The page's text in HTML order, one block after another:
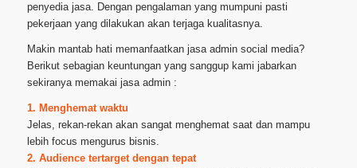
penyedia jasa. Dengan pengalaman yang mumpuni pasti
pekerjaan yang dilakukan akan terjaga kualitasnya.
Makin mantab hati memanfaatkan jasa admin social media?
Berikut sebagian keuntungan yang sanggup kami jabarkan
sekiranya memakai jasa admin :
1. Menghemat waktu
Jelas, rekan-rekan akan sangat menghemat saat dan mampu
lebih focus mengurus bisnis.
2. Audience tertarget dengan tepat